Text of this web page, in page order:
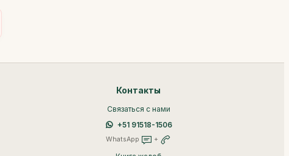
Контакты
Связаться с нами
+51 91518-1506
WhatsApp +